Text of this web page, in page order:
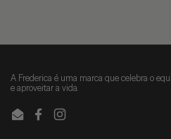
A Frederica é uma marca que celebra o
e aproveitar a vida.
EmailFacebookInstagram